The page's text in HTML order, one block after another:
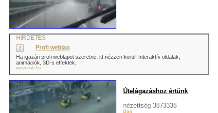
HIRDETÉS
Profi weblap
Ha igazán profi weblapot szeretne, itt nézzen körül! Interaktív oldalak,
animációk, 3D-s effektek.
www.oab.hu
Útelágazáshoz értünk
nézettség 3873338
Don